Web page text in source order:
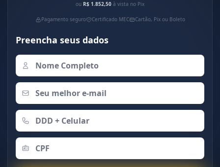
ou R$ 1.852,50 à vista no Pix
Pagamento seguro Certificado MEC Cartão, Pix ou Boleto
Preencha seus dados